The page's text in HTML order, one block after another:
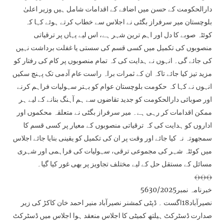
دارالحکومت کے حسن میں اضافے کے اقدامات شامل ہیں وزیر اعلیٰ
بلوچستان میر سرفراز بگٹی نے اجلاس سے خطاب کرتے ہوئے کہا کہ
کوئٹہ صوبے کا دل اور اہم ترین شہر ہے، اس لیے یہاں پر ترقیاتی
منصوبوں کی تکمیل میں کسی قسم کی سستی یا غفلت برداشت نہیں
کی جائے گی۔ انہوں نے ہدایت کی کہ تمام منصوبوں پر کام کی رفتار کو
مزید تیز کیا جائے تاکہ ان کے ثمرات براہ راست عام آدمی تک پہنچ سکیں
انہوں نے کہا کہ حکومت بلوچستان عوام کو بہتر سہولیات فراہم کرنے
اور صوبائی دارالحکومت کو جدید تقاضوں سے ہم آہنگ بنانے کے لیے ہر
ممکن اقدامات کر رہی ہے۔ میر سرفراز بگٹی نے متعلقہ محکموں اور
اداروں کو ہدایت کی کہ ترقیاتی منصوبوں کے معیار پر کسی قسم کا
سمجھوتہ نہ کیا جائے اور وقت پر ان کی تکمیل کو یقینی بنایا جائے اجلاس
میں کوئٹہ شہر کی مجموعی ترقی، سہولیات کی فراہمی اور شہری
مسائل کے مستقل حل کے لیے مختلف تجاویز پر بھی غور کیا گیا۔
﴾﴿﴾﴿﴾﴿
خبرنامہ نمبر5630/2025
نصیرآباد18اگست ۔ ڈپٹی کمشنر نصیرآباد منیر احمد خان کاکڑ کی زیر
صدارت ڈسٹرکٹ ہیلتھ کمیٹی کا اجلاس منعقد ہوا اجلاس میں ڈسٹرکٹ